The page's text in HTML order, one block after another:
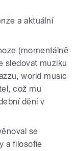
a aktuální
(momentálně
sledovat muziku
world music
což mu
dění v
se
a filosofie